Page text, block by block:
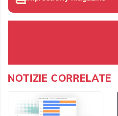
NOTIZIE CORRELATE